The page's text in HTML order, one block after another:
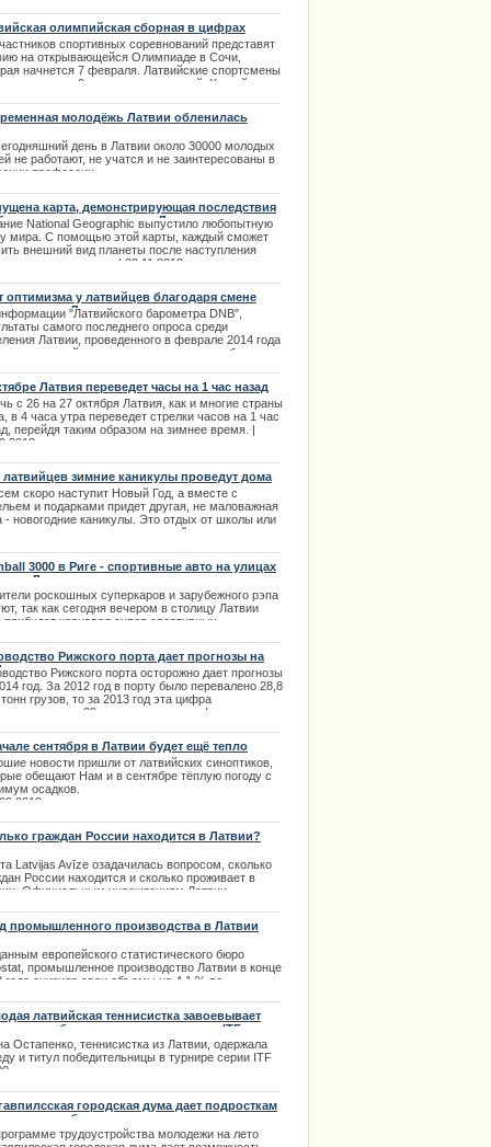
перейдет от ВВС США к представителям
олимпийская сборная в цифрах
спортивных соревнований представят
на открывающейся Олимпиаде в Сочи,
начнется 7 февраля. Латвийские спортсмены
участие в 9 видах соревнований. Хоккей,
Латвия принимала участие в 2010
молодёжь Латвии обленилась
день в Латвии около 30000 молодых
не работают, не учатся и не заинтересованы в
профессии.
карта, демонстрирующая последствия
потепления для Латвии и всего
National Geographic выпустило любопытную
мира. С помощью этой карты, каждый сможет
внешний вид планеты после наступления
потепления. | 22.11.2013
оптимизма у латвийцев благодаря смене
Латвии
"Латвийского барометра DNB",
самого последнего опроса среди
Латвии, проведенного в феврале 2014 года
со сменой правительства, являются более,
Латвия переведет часы на 1 час назад
с 26 на 27 октября Латвия, как и многие страны
в 4 часа утра переведет стрелки часов на 1 час
перейдя таким образом на зимнее время. |
латвийцев зимние каникулы проведут дома
скоро наступит Новый Год, а вместе с
и подарками придет другая, не маловажная
- новогодние каникулы. Это отдых от школы или
а так же долгожданный отпуск на
3000 в Риге - спортивные авто на улицах
Латвии
роскошных суперкаров и зарубежного рэпа
так как сегодня вечером в столицу Латвии
прибудет карнавал супер спортивных
А всё это благодаря автопробегу Gumball 3000
3000).Рижского порта дает прогнозы на
год
Рижского порта осторожно дает прогнозы
год. За 2012 год в порту было перевалено 28,8
грузов, то за 2013 год эта цифра
и до 28 млн. тонн и эта цифра на
сентября в Латвии будет ещё тепло
новости пришли от латвийских синоптиков,
обещают Нам и в сентябре тёплую погоду с
осадков.
граждан России находится в Латвии?
Latvijas Avīze озадачилась вопросом, сколько
России находится и сколько проживает в
Официальным учреждениям Латвии
Газета отмечает, что вторжение на территорию
Российское правительство оправдывает
гражданам. Такие же рассуждения были
российских политиков в 2008 году во время
с Грузией.
промышленного производства в Латвии
европейского статистического бюро
промышленное производство Латвии в конце
года снизило свои объемы на 4,1 % по
латвийская теннисистка завоевывает
титула победительницы в турнирах ITF
Остапенко, теннисистка из Латвии, одержала
и титул победительницы в турнире серии ITF
городская дума дает подросткам
работу
трудоустройства молодежи на лето